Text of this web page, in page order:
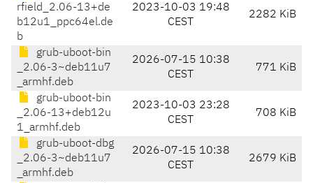
rfield_2.06-13+de
b12u1_ppc64el.de
b
2023-10-03 19:48
CEST
2282 KiB
grub-uboot-bin
_2.06-3~deb11u7
_armhf.deb
2026-07-15 10:38
CEST
771 KiB
grub-uboot-bin
_2.06-13+deb12u
1_armhf.deb
2023-10-03 23:28
CEST
708 KiB
grub-uboot-dbg
_2.06-3~deb11u7
_armhf.deb
2026-07-15 10:38
CEST
2679 KiB